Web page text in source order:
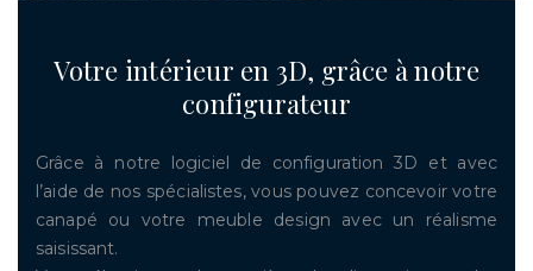
Votre intérieur en 3D, grâce à notre
configurateur
Grâce à notre logiciel de configuration 3D et avec
l’aide de nos spécialistes, vous pouvez concevoir votre
canapé ou votre meuble design avec un réalisme
saisissant.